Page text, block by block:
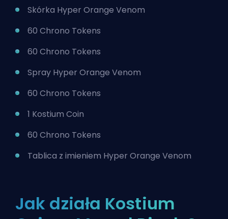
Skórka Hyper Orange Venom
60 Chrono Tokens
60 Chrono Tokens
Spray Hyper Orange Venom
60 Chrono Tokens
1 Kostium Coin
60 Chrono Tokens
Tablica z imieniem Hyper Orange Venom
Jak działa Kostium